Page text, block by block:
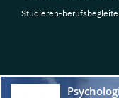
Studieren-